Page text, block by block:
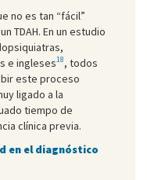
no es tan “fácil”
TDAH. En un estudio
e ingleses18, todos
este proceso
ligado a la
tiempo de
clínica previa.
en el diagnóstico